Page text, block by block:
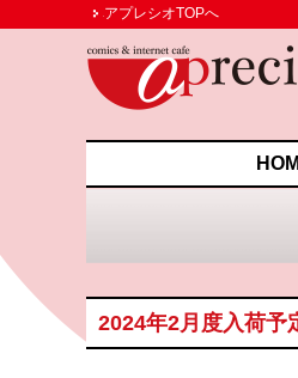
アプレシオTOPへ
2024年2月度入荷予